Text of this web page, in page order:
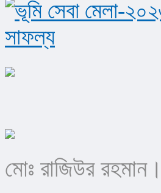
মোঃ রাজিউর রহমান।